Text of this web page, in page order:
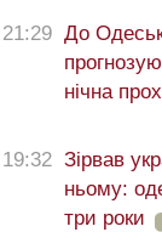
21:29 До
нічна
19:32 Зірвав
ньому:
три роки